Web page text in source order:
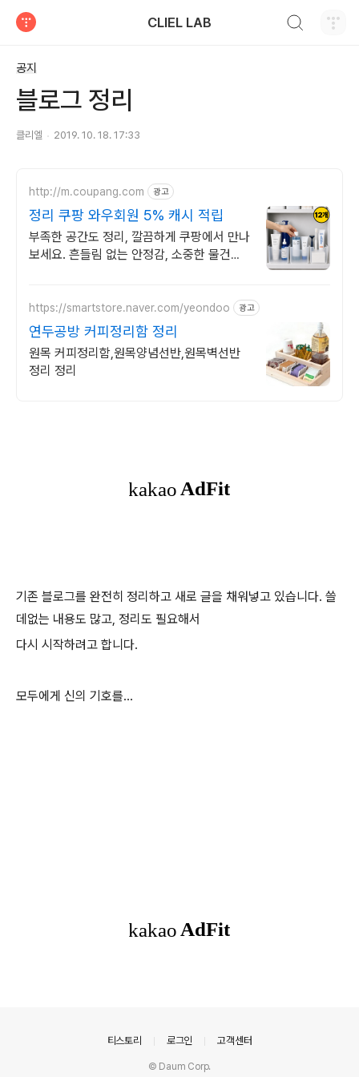
CLIEL LAB
공지
블로그 정리
클리엘 2019. 10. 18. 17:33
http://m.coupang.com 광고
정리 쿠팡 와우회원 5% 캐시 적립
부족한 공간도 정리, 깔끔하게 쿠팡에서 만나
보세요. 흔들림 없는 안정감, 소중한 물건을
https://smartstore.naver.com/yeondoo 광고
연두공방 커피정리함 정리
원목 커피정리함,원목양념선반,원목벽선반
정리 정리
기존 블로그를 완전히 정리하고 새로 글을 채워넣고 있습니다. 쓸
데없는 내용도 많고, 정리도 필요해서
다시 시작하려고 합니다.
모두에게 신의 기호를...
티스토리 로그인 고객센터
© Daum Corp.